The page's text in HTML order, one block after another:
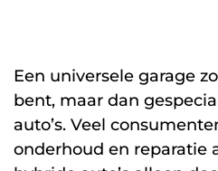
Een universele garage
bent, maar dan
auto’s. Veel
onderhoud en reparatie